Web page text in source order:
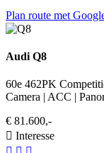
Plan route met
Audi Q8
60e 462PK
Camera | ACC |
€ 81.600,-
Interesse